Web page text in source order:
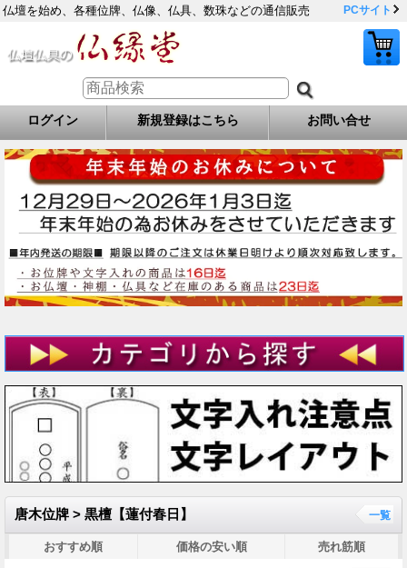
仏壇を始め、各種位牌、仏像、仏具、数珠などの通信販売 PCサイト
ログイン 新規登録はこちら お問い合せ
唐木位牌 > 黒檀【蓮付春日】 一覧
おすすめ順 価格の安い順 売れ筋順